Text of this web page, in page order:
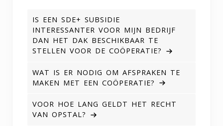
IS EEN SDE+ SUBSIDIE
INTERESSANTER VOOR MIJN BEDRIJF
DAN HET DAK BESCHIKBAAR TE
STELLEN VOOR DE COÖPERATIE?
WAT IS ER NODIG OM AFSPRAKEN TE
MAKEN MET EEN COÖPERATIE?
VOOR HOE LANG GELDT HET RECHT
VAN OPSTAL?